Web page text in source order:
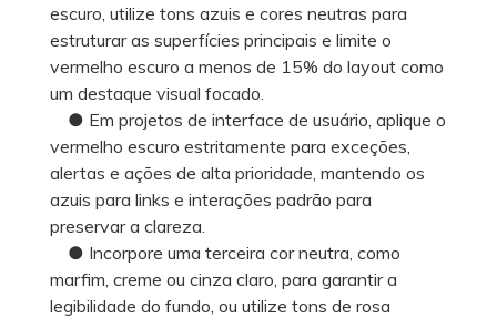
escuro, utilize tons azuis e cores neutras para
estruturar as superfícies principais e limite o
vermelho escuro a menos de 15% do layout como
um destaque visual focado.
● Em projetos de interface de usuário, aplique o
vermelho escuro estritamente para exceções,
alertas e ações de alta prioridade, mantendo os
azuis para links e interações padrão para
preservar a clareza.
● Incorpore uma terceira cor neutra, como
marfim, creme ou cinza claro, para garantir a
legibilidade do fundo, ou utilize tons de rosa